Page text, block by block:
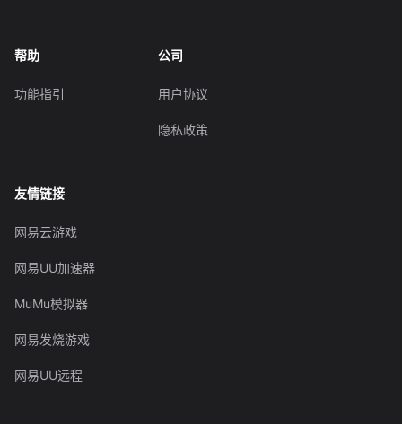
帮助
功能指引
公司
用户协议
隐私政策
友情链接
网易云游戏
网易UU加速器
MuMu模拟器
网易发烧游戏
网易UU远程